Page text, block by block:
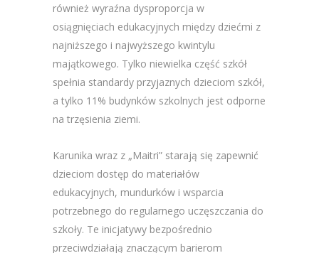
również wyraźna dysproporcja w
osiągnięciach edukacyjnych między dziećmi z
najniższego i najwyższego kwintylu
majątkowego. Tylko niewielka część szkół
spełnia standardy przyjaznych dzieciom szkół,
a tylko 11% budynków szkolnych jest odporne
na trzęsienia ziemi.
Karunika wraz z „Maitri” starają się zapewnić
dzieciom dostęp do materiałów
edukacyjnych, mundurków i wsparcia
potrzebnego do regularnego uczęszczania do
szkoły. Te inicjatywy bezpośrednio
przeciwdziałają znaczącym barierom